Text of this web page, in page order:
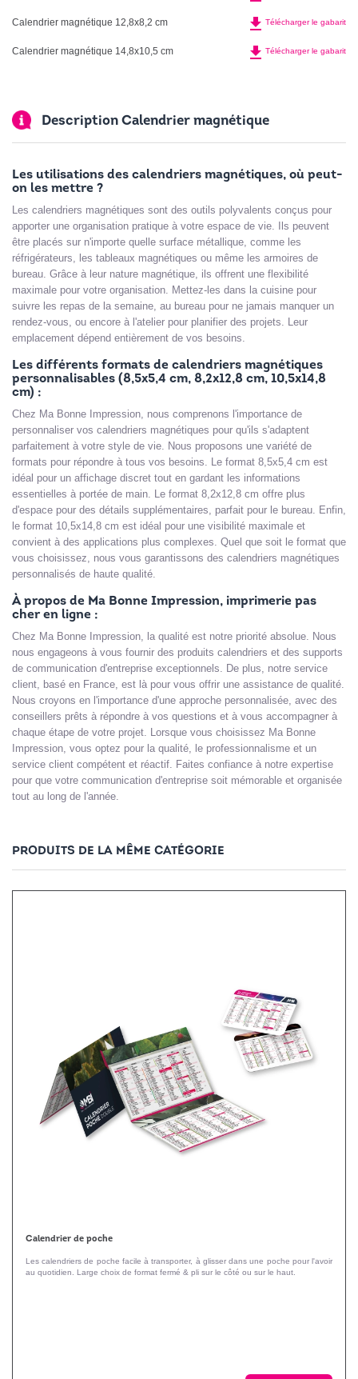
Calendrier magnétique 12,8x8,2 cm file_download Télécharger le gabarit
Calendrier magnétique 14,8x10,5 cm file_download Télécharger le gabarit
Description Calendrier magnétique
Les utilisations des calendriers magnétiques, où peut-
on les mettre ?
Les calendriers magnétiques sont des outils polyvalents conçus pour
apporter une organisation pratique à votre espace de vie. Ils peuvent
être placés sur n'importe quelle surface métallique, comme les
réfrigérateurs, les tableaux magnétiques ou même les armoires de
bureau. Grâce à leur nature magnétique, ils offrent une flexibilité
maximale pour votre organisation. Mettez-les dans la cuisine pour
suivre les repas de la semaine, au bureau pour ne jamais manquer un
rendez-vous, ou encore à l'atelier pour planifier des projets. Leur
emplacement dépend entièrement de vos besoins.
Les différents formats de calendriers magnétiques
personnalisables (8,5x5,4 cm, 8,2x12,8 cm, 10,5x14,8
cm) :
Chez Ma Bonne Impression, nous comprenons l'importance de
personnaliser vos calendriers magnétiques pour qu'ils s'adaptent
parfaitement à votre style de vie. Nous proposons une variété de
formats pour répondre à tous vos besoins. Le format 8,5x5,4 cm est
idéal pour un affichage discret tout en gardant les informations
essentielles à portée de main. Le format 8,2x12,8 cm offre plus
d'espace pour des détails supplémentaires, parfait pour le bureau. Enfin,
le format 10,5x14,8 cm est idéal pour une visibilité maximale et
convient à des applications plus complexes. Quel que soit le format que
vous choisissez, nous vous garantissons des calendriers magnétiques
personnalisés de haute qualité.
À propos de Ma Bonne Impression, imprimerie pas
cher en ligne :
Chez Ma Bonne Impression, la qualité est notre priorité absolue. Nous
nous engageons à vous fournir des produits calendriers et des supports
de communication d'entreprise exceptionnels. De plus, notre service
client, basé en France, est là pour vous offrir une assistance de qualité.
Nous croyons en l'importance d'une approche personnalisée, avec des
conseillers prêts à répondre à vos questions et à vous accompagner à
chaque étape de votre projet. Lorsque vous choisissez Ma Bonne
Impression, vous optez pour la qualité, le professionnalisme et un
service client compétent et réactif. Faites confiance à notre expertise
pour que votre communication d'entreprise soit mémorable et organisée
tout au long de l'année.
PRODUITS DE LA MÊME CATÉGORIE
Calendrier de poche
Les calendriers de poche facile à transporter, à glisser dans une poche pour l'avoir
au quotidien. Large choix de format fermé & pli sur le côté ou sur le haut.